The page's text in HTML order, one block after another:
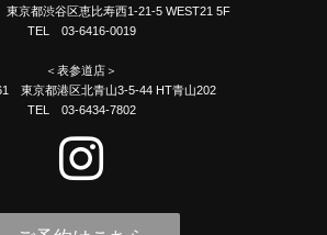
京都渋谷区恵比寿西1-21-5 WEST21 5F
TEL 03-6416-0019
＜表参道店＞
東京都港区北青山3-5-44 HT青山202
TEL 03-6434-7802